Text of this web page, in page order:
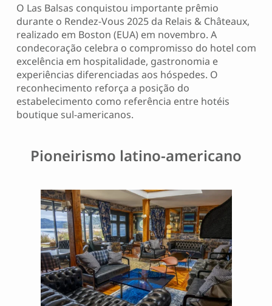
O Las Balsas conquistou importante prêmio
durante o Rendez-Vous 2025 da Relais & Châteaux,
realizado em Boston (EUA) em novembro. A
condecoração celebra o compromisso do hotel com
excelência em hospitalidade, gastronomia e
experiências diferenciadas aos hóspedes. O
reconhecimento reforça a posição do
estabelecimento como referência entre hotéis
boutique sul-americanos.
Pioneirismo latino-americano